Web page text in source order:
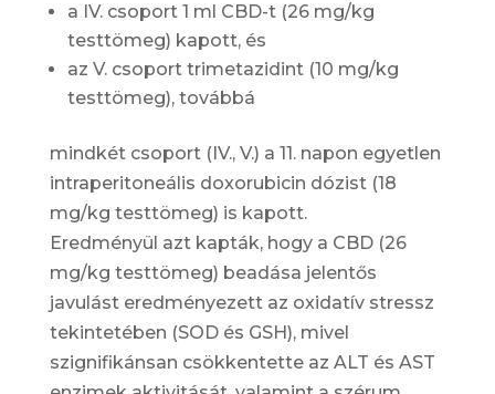
a IV. csoport 1 ml CBD-t (26 mg/kg
testtömeg) kapott, és
az V. csoport trimetazidint (10 mg/kg
testtömeg), továbbá
mindkét csoport (IV., V.) a 11. napon egyetlen
intraperitoneális doxorubicin dózist (18
mg/kg testtömeg) is kapott.
Eredményül azt kapták, hogy a CBD (26
mg/kg testtömeg) beadása jelentős
javulást eredményezett az oxidatív stressz
tekintetében (SOD és GSH), mivel
szignifikánsan csökkentette az ALT és AST